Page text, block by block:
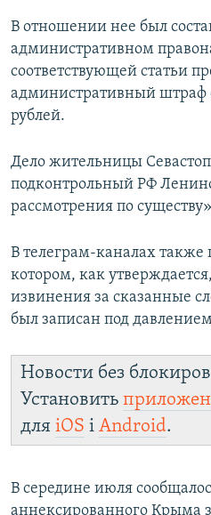
В отношении нее был
административном
соответствующей статьи
административный штраф
рублей.
Дело жительницы
подконтрольный РФ
рассмотрения по
В телеграм-каналах также
котором, как
извинения за сказанные
был записан под
Новости без
Установить
для iOS і Android.
В середине июля
аннексированного Крыма